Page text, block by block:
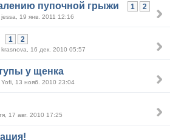
пупочной грыжи 1 2
19 янв. 2011 12:16
1 2
16 дек. 2010 05:57
у щенка
13 нояб. 2010 23:04
17 авг. 2010 17:25